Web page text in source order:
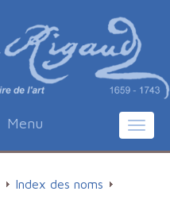
Menu
Index des noms